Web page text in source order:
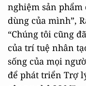
nghiệm sản
dùng của mình”,
“Chúng tôi cũng
của trí tuệ nhân
sống của mọi
để phát triển Trợ